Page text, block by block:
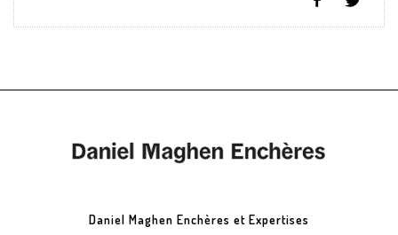
Daniel Maghen Enchères et Expertises